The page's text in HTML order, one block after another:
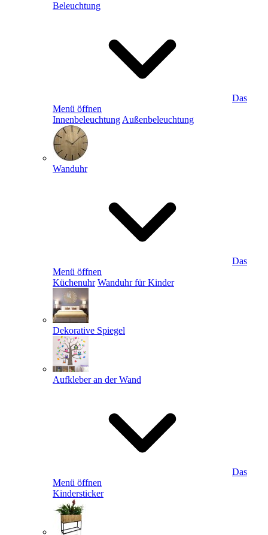
Beleuchtung
Das
Menü öffnen
Innenbeleuchtung Außenbeleuchtung
Wanduhr
Das
Menü öffnen
Küchenuhr Wanduhr für Kinder
Dekorative Spiegel
Aufkleber an der Wand
Das
Menü öffnen
Kindersticker